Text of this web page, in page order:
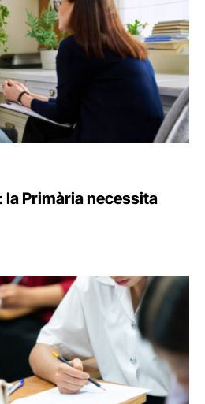
la Primària necessita